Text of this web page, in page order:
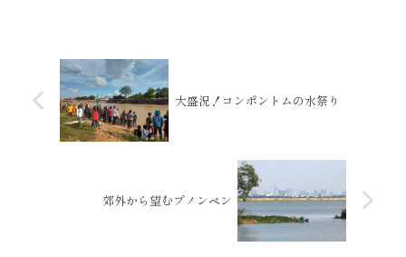
大盛況！コンポントムの水祭り
郊外から望むプノンペン